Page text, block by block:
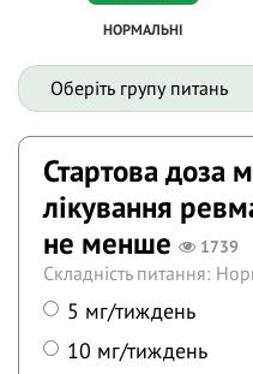
НОРМАЛЬНІ
Стартова доза
лікування
не менше
1739
Складність питання:
5 мг/тиждень
10 мг/тиждень